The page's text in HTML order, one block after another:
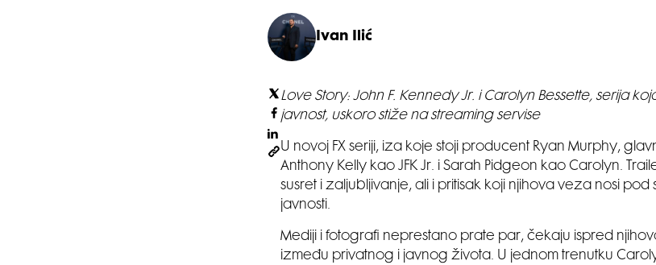
Ivan Ilić
Love Story: John F. Kennedy Jr. i Carolyn Bessette, serija
javnost, uskoro stiže na streaming servise
U novoj FX seriji, iza koje stoji producent Ryan Murphy,
Anthony Kelly kao JFK Jr. i Sarah Pidgeon kao Carolyn.
susret i zaljubljivanje, ali i pritisak koji njihova veza nosi pod
javnosti.
Mediji i fotografi neprestano prate par, čekaju ispred
između privatnog i javnog života. U jednom trenutku